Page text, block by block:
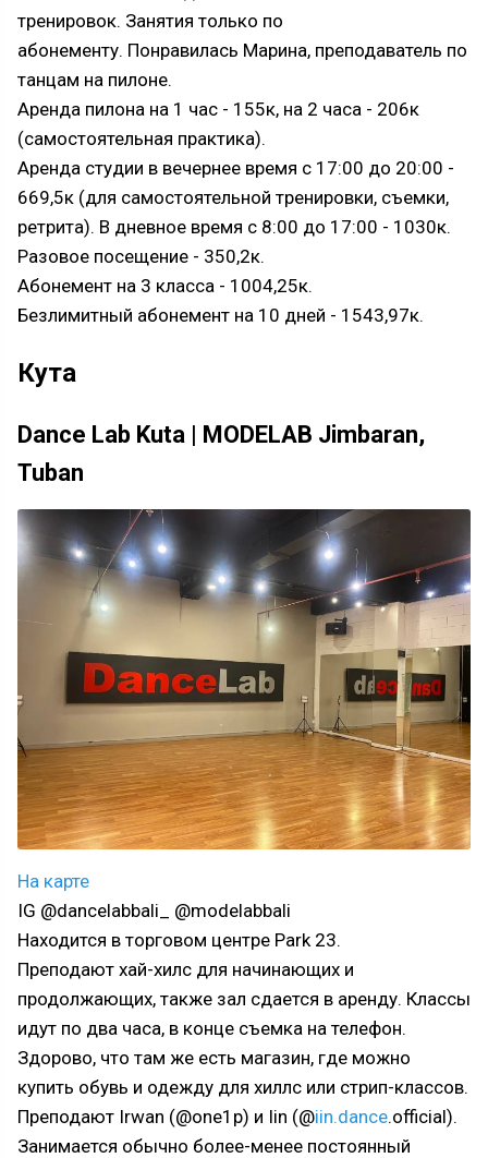
тренировок. Занятия только по
абонементу. Понравилась Марина, преподаватель по
танцам на пилоне.
Аренда пилона на 1 час - 155к, на 2 часа - 206к
(самостоятельная практика).
Аренда студии в вечернее время с 17:00 до 20:00 -
669,5к (для самостоятельной тренировки, съемки,
ретрита). В дневное время с 8:00 до 17:00 - 1030к.
Разовое посещение - 350,2к.
Абонемент на 3 класса - 1004,25к.
Безлимитный абонемент на 10 дней - 1543,97к.
Кута
Dance Lab Kuta | MODELAB Jimbaran,
Tuban
На карте
IG @dancelabbali_ @modelabbali
Находится в торговом центре Park 23.
Преподают хай-хилс для начинающих и
продолжающих, также зал сдается в аренду. Классы
идут по два часа, в конце съемка на телефон.
Здорово, что там же есть магазин, где можно
купить обувь и одежду для хиллс или стрип-классов.
Преподают Irwan (@one1p) и Iin (@iin.dance.official).
Занимается обычно более-менее постоянный